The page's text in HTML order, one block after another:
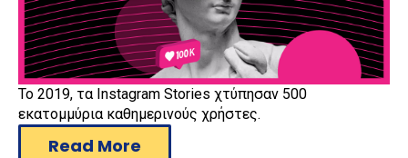
Το 2019, τα Instagram Stories χτύπησαν 500
εκατομμύρια καθημερινούς χρήστες.
Read More